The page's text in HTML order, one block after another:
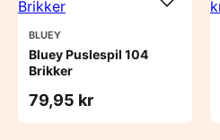
BLUEY
Bluey Puslespil 104
Brikker
79,95 kr